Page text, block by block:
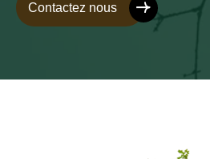
Contactez nous